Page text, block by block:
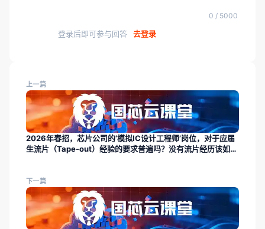
0 / 5000
登录后即可参与回答 去登录
上一篇
2026年春招，芯片公司的‘模拟IC设计工程师’岗位，对于应届
生流片（Tape-out）经验的要求普遍吗？没有流片经历该如何
下一篇